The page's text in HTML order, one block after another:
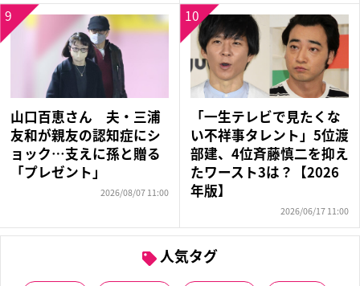
山口百恵さん 夫・三浦
友和が親友の認知症にシ
ョック…支えに孫と贈る
「プレゼント」
2026/08/07 11:00
9
「一生テレビで見たくな
い不祥事タレント」5位渡
部建、4位斉藤慎二を抑え
たワースト3は？【2026
年版】
2026/06/17 11:00
10
人気タグ